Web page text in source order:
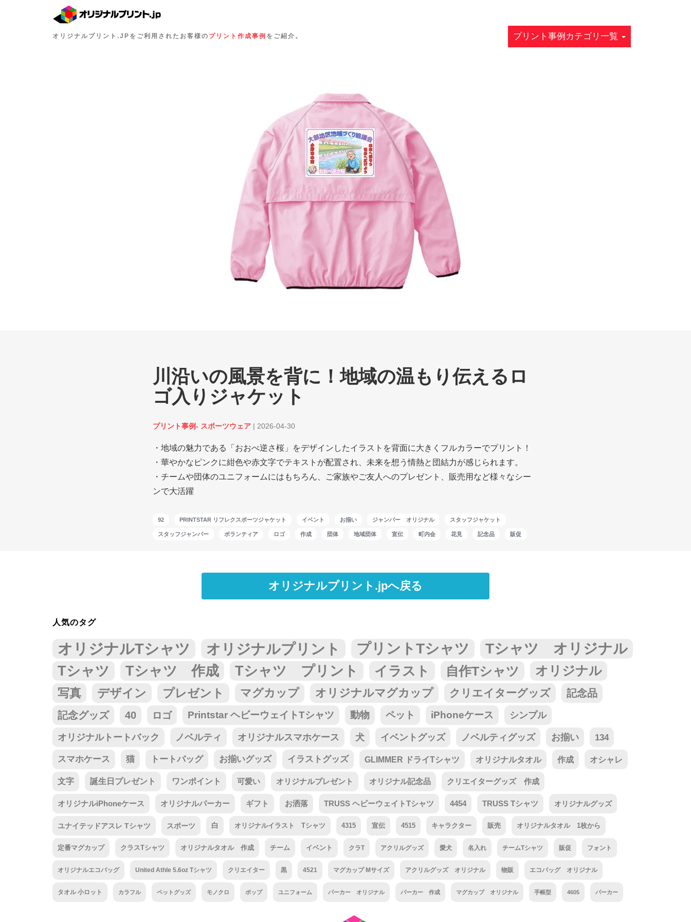
オリジナルプリント.JPをご利用されたお客様の プリント作成事例 をご紹介。 プリント事例カテゴリ一覧
川沿いの風景を背に！地域の温もり伝えるロ
ゴ入りジャケット
プリント事例- スポーツウェア | 2026-04-30
・地域の魅力である「おおべ逆さ桜」をデザインしたイラストを背面に大きくフルカラーでプリント！
・華やかなピンクに紺色や赤文字でテキストが配置され、未来を想う情熱と団結力が感じられます。
・チームや団体のユニフォームにはもちろん、ご家族やご友人へのプレゼント、販売用など様々なシー
ンで大活躍
92 PRINTSTAR リフレクスポーツジャケット イベント お揃い ジャンパー オリジナル スタッフジャケット
スタッフジャンパー ボランティア ロゴ 作成 団体 地域団体 宣伝 町内会 花見 記念品 販促
オリジナルプリント.jpへ戻る
人気のタグ
オリジナルTシャツ オリジナルプリント プリントTシャツ
Tシャツ オリジナル
Tシャツ
Tシャツ 作成 Tシャツ プリント イラスト 自作Tシャツ オリジナル
写真 デザイン プレゼント マグカップ オリジナルマグカップ クリエイターグッズ
記念品
記念グッズ
40 ロゴ Printstar ヘビーウェイトTシャツ 動物 ペット iPhoneケース シンプル
オリジナルトートバック ノベルティ オリジナルスマホケース 犬 イベントグッズ ノベルティグッズ お揃い 134
スマホケース 猫 トートバッグ お揃いグッズ イラストグッズ GLIMMER ドライTシャツ オリジナルタオル 作成 オシャレ
文字 誕生日プレゼント ワンポイント 可愛い オリジナルプレゼント オリジナル記念品 クリエイターグッズ 作成
オリジナルiPhoneケース オリジナルパーカー ギフト お洒落 TRUSS ヘビーウェイトTシャツ 4454 TRUSS Tシャツ オリジナルグッズ
ユナイテッドアスレ Tシャツ スポーツ 白 オリジナルイラスト Tシャツ 4315 宣伝 4515 キャラクター 販売 オリジナルタオル 1枚から
定番マグカップ クラスTシャツ オリジナルタオル 作成 チーム イベント クラT アクリルグッズ 愛犬 名入れ チームTシャツ 販促 フォント
オリジナルエコバッグ United Athle 5.6oz Tシャツ クリエイター 黒 4521 マグカップ Mサイズ アクリルグッズ オリジナル 物販 エコバッグ オリジナル
タオル 小ロット カラフル ペットグッズ モノクロ ポップ ユニフォーム パーカー オリジナル パーカー 作成 マグカップ オリジナル 手帳型 4605 パーカー